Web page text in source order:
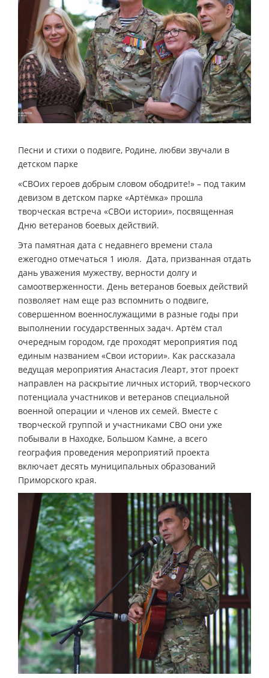
Песни и стихи о подвиге, Родине, любви звучали в
детском парке
«СВОих героев добрым словом ободрите!» – под таким
девизом в детском парке «Артёмка» прошла
творческая встреча «СВОи истории», посвященная
Дню ветеранов боевых действий.
Эта памятная дата с недавнего времени стала
ежегодно отмечаться 1 июля. Дата, призванная отдать
дань уважения мужеству, верности долгу и
самоотверженности. День ветеранов боевых действий
позволяет нам еще раз вспомнить о подвиге,
совершенном военнослужащими в разные годы при
выполнении государственных задач. Артём стал
очередным городом, где проходят мероприятия под
единым названием «Свои истории». Как рассказала
ведущая мероприятия Анастасия Леарт, этот проект
направлен на раскрытие личных историй, творческого
потенциала участников и ветеранов специальной
военной операции и членов их семей. Вместе с
творческой группой и участниками СВО они уже
побывали в Находке, Большом Камне, а всего
география проведения мероприятий проекта
включает десять муниципальных образований
Приморского края.